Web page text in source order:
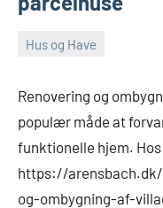
Hus og Have
2025
Renovering og
populær måde at
funktionelle hjem. Hos
https://
og-ombygning-af-